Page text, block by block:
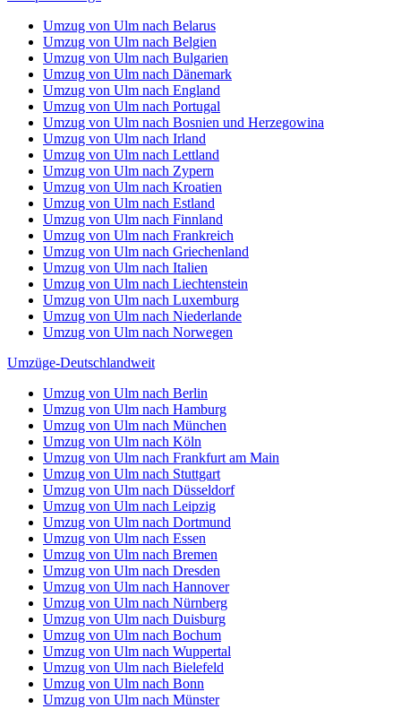
Umzug von Ulm nach Belarus
Umzug von Ulm nach Belgien
Umzug von Ulm nach Bulgarien
Umzug von Ulm nach Dänemark
Umzug von Ulm nach England
Umzug von Ulm nach Portugal
Umzug von Ulm nach Bosnien und Herzegowina
Umzug von Ulm nach Irland
Umzug von Ulm nach Lettland
Umzug von Ulm nach Zypern
Umzug von Ulm nach Kroatien
Umzug von Ulm nach Estland
Umzug von Ulm nach Finnland
Umzug von Ulm nach Frankreich
Umzug von Ulm nach Griechenland
Umzug von Ulm nach Italien
Umzug von Ulm nach Liechtenstein
Umzug von Ulm nach Luxemburg
Umzug von Ulm nach Niederlande
Umzug von Ulm nach Norwegen
Umzüge-Deutschlandweit
Umzug von Ulm nach Berlin
Umzug von Ulm nach Hamburg
Umzug von Ulm nach München
Umzug von Ulm nach Köln
Umzug von Ulm nach Frankfurt am Main
Umzug von Ulm nach Stuttgart
Umzug von Ulm nach Düsseldorf
Umzug von Ulm nach Leipzig
Umzug von Ulm nach Dortmund
Umzug von Ulm nach Essen
Umzug von Ulm nach Bremen
Umzug von Ulm nach Dresden
Umzug von Ulm nach Hannover
Umzug von Ulm nach Nürnberg
Umzug von Ulm nach Duisburg
Umzug von Ulm nach Bochum
Umzug von Ulm nach Wuppertal
Umzug von Ulm nach Bielefeld
Umzug von Ulm nach Bonn
Umzug von Ulm nach Münster